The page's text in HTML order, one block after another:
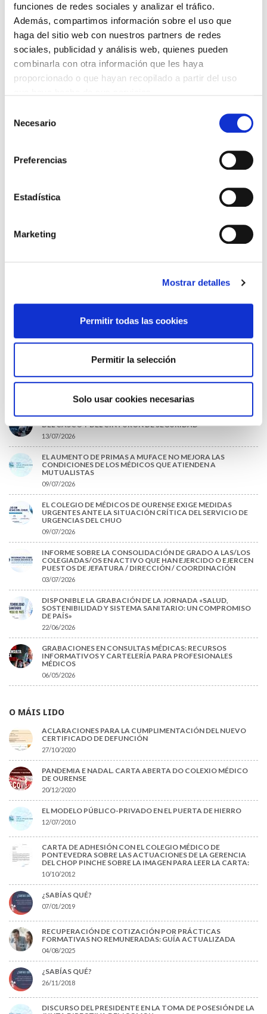
funciones de redes sociales y analizar el tráfico.
Además, compartimos información sobre el uso que
haga del sitio web con nuestros partners de redes
sociales, publicidad y análisis web, quienes pueden
combinarla con otra información que les haya
proporcionado o que hayan recopilado a partir del uso
Necesario
Preferencias
Estadística
Marketing
Mostrar detalles
Permitir todas las cookies
Permitir la selección
Solo usar cookies necesarias
FAI UN COMENTARIO
LA ALIANZA MÉDICA POR LA SALUD PLANETARIA SE ADHIERE
03/08/2026
PREMIOS DE LA REAL ACADEMIA DE MEDICINA DE GALICIA
CARTA DEL PRESIDENTE DE MUTUAL MÉDICA SOBRE LA
PASARELA AL RETA
DE CASOS CLÍNICOS PARA MÉDICOS INTERNOS RESIDENTES
(MIR)
22/07/2026
TRÁFICO SUPRIME LAS EXENCIONES MÉDICAS PARA EL USO
DEL CASCO Y DEL CINTURÓN DE SEGURIDAD
13/07/2026
EL AUMENTO DE PRIMAS A MUFACE NO MEJORA LAS
CONDICIONES DE LOS MÉDICOS QUE ATIENDEN A
MUTUALISTAS
09/07/2026
EL COLEGIO DE MÉDICOS DE OURENSE EXIGE MEDIDAS
URGENTES ANTE LA SITUACIÓN CRÍTICA DEL SERVICIO DE
URGENCIAS DEL CHUO
09/07/2026
INFORME SOBRE LA CONSOLIDACIÓN DE GRADO A LAS/LOS
COLEGIADAS/OS EN ACTIVO QUE HAN EJERCIDO O EJERCEN
PUESTOS DE JEFATURA / DIRECCIÓN / COORDINACIÓN
03/07/2026
DISPONIBLE LA GRABACIÓN DE LA JORNADA «SALUD,
SOSTENIBILIDAD Y SISTEMA SANITARIO: UN COMPROMISO
DE PAÍS»
22/06/2026
GRABACIONES EN CONSULTAS MÉDICAS: RECURSOS
INFORMATIVOS Y CARTELERÍA PARA PROFESIONALES
MÉDICOS
06/05/2026
O MÁIS LIDO
ACLARACIONES PARA LA CUMPLIMENTACIÓN DEL NUEVO
CERTIFICADO DE DEFUNCIÓN
27/10/2020
PANDEMIA E NADAL. CARTA ABERTA DO COLEXIO MÉDICO
DE OURENSE
20/12/2020
EL MODELO PÚBLICO-PRIVADO EN EL PUERTA DE HIERRO
12/07/2010
CARTA DE ADHESIÓN CON EL COLEGIO MÉDICO DE
PONTEVEDRA SOBRE LAS ACTUACIONES DE LA GERENCIA
DEL CHOP PINCHE SOBRE LA IMAGEN PARA LEER LA CARTA:
10/10/2012
¿SABÍAS QUÉ?
07/01/2019
RECUPERACIÓN DE COTIZACIÓN POR PRÁCTICAS
FORMATIVAS NO REMUNERADAS: GUÍA ACTUALIZADA
04/08/2025
¿SABÍAS QUÉ?
26/11/2018
DISCURSO DEL PRESIDENTE EN LA TOMA DE POSESIÓN DE LA